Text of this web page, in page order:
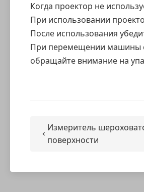
Когда проектор не
При использовании
После использования
При перемещении машины
обращайте внимание на
Измеритель
поверхности